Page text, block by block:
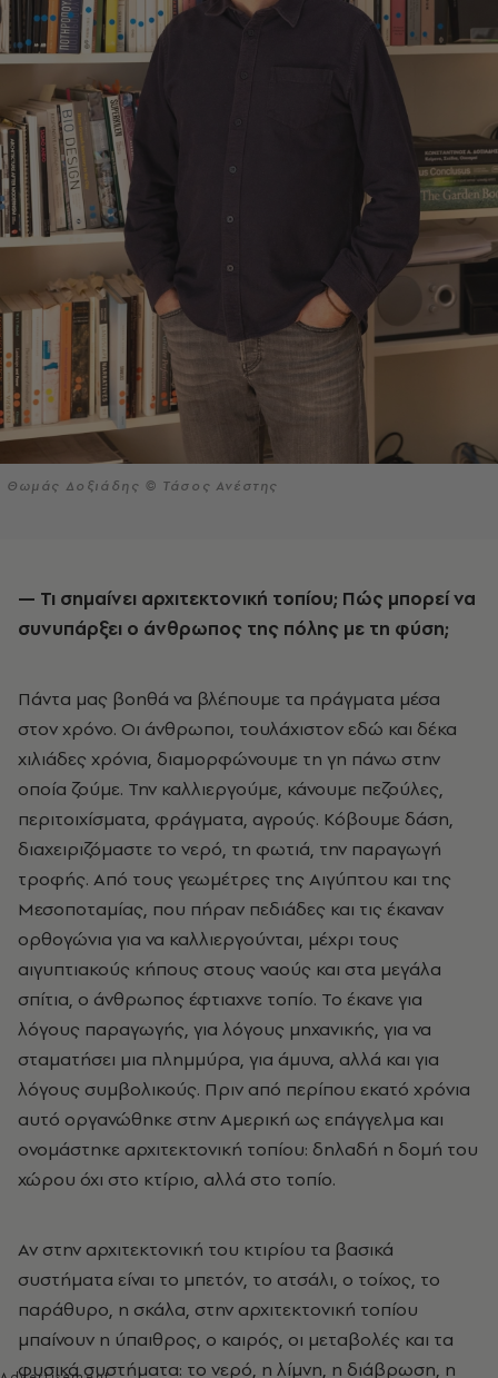
Θωμάς Δοξιάδης © Τάσος Ανέστης
— Τι σημαίνει αρχιτεκτονική τοπίου; Πώς μπορεί να
συνυπάρξει ο άνθρωπος της πόλης με τη φύση;
Πάντα μας βοηθά να βλέπουμε τα πράγματα μέσα
στον χρόνο. Οι άνθρωποι, τουλάχιστον εδώ και δέκα
χιλιάδες χρόνια, διαμορφώνουμε τη γη πάνω στην
οποία ζούμε. Την καλλιεργούμε, κάνουμε πεζούλες,
περιτοιχίσματα, φράγματα, αγρούς. Κόβουμε δάση,
διαχειριζόμαστε το νερό, τη φωτιά, την παραγωγή
τροφής. Από τους γεωμέτρες της Αιγύπτου και της
Μεσοποταμίας, που πήραν πεδιάδες και τις έκαναν
ορθογώνια για να καλλιεργούνται, μέχρι τους
αιγυπτιακούς κήπους στους ναούς και στα μεγάλα
σπίτια, ο άνθρωπος έφτιαχνε τοπίο. Το έκανε για
λόγους παραγωγής, για λόγους μηχανικής, για να
σταματήσει μια πλημμύρα, για άμυνα, αλλά και για
λόγους συμβολικούς. Πριν από περίπου εκατό χρόνια
αυτό οργανώθηκε στην Αμερική ως επάγγελμα και
ονομάστηκε αρχιτεκτονική τοπίου: δηλαδή η δομή του
χώρου όχι στο κτίριο, αλλά στο τοπίο.
Αν στην αρχιτεκτονική του κτιρίου τα βασικά
συστήματα είναι το μπετόν, το ατσάλι, ο τοίχος, το
παράθυρο, η σκάλα, στην αρχιτεκτονική τοπίου
μπαίνουν η ύπαιθρος, ο καιρός, οι μεταβολές και τα
φυσικά συστήματα: το νερό, η λίμνη, η διάβρωση, η